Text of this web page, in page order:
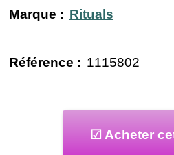
Marque : Rituals
Référence : 1115802
☑ Acheter